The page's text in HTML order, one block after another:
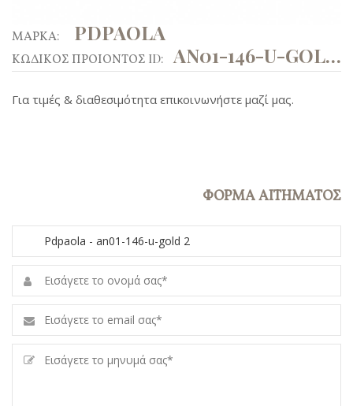
ΜΑΡΚΑ: PDPAOLA
ΚΩΔΙΚΟΣ ΠΡΟΙΟΝΤΟΣ ID: AN01-146-U-GOLD 2
Για τιμές & διαθεσιμότητα επικοινωνήστε μαζί μας.
ΦΟΡΜΑ ΑΙΤΗΜΑΤΟΣ